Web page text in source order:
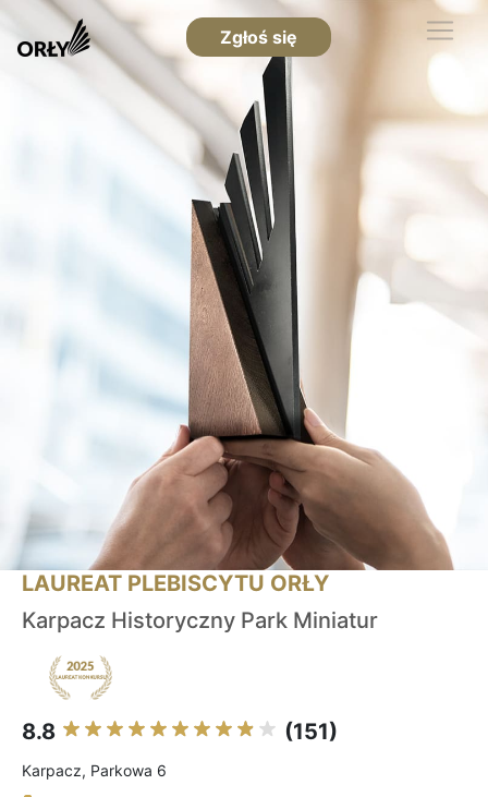
Zgłoś się
LAUREAT PLEBISCYTU ORŁY
Karpacz Historyczny Park Miniatur
8.8 (151)
Karpacz, Parkowa 6